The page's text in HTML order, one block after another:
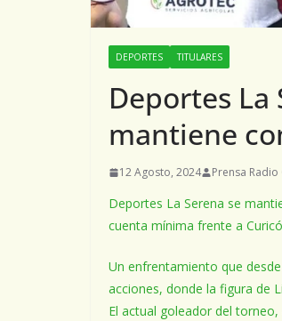
DEPORTES TITULARES
Deportes
mantiene
12 Agosto, 2024 Prensa Radio
Deportes La Serena se
cuenta mínima frente a
Un enfrentamiento que
acciones, donde la figura de
El actual goleador del